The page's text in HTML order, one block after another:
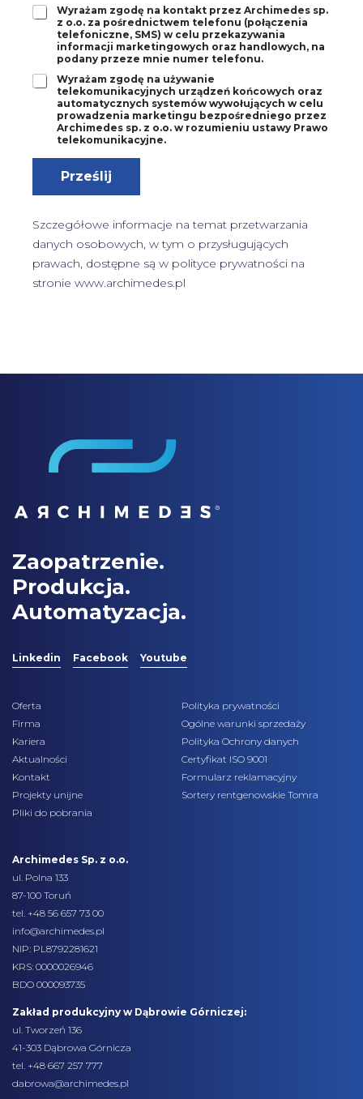
a
Z
a
3
Wyrażam zgodę na kontakt przez Archimedes sp.
z o.o. za pośrednictwem telefonu (połączenia
telefoniczne, SMS) w celu przekazywania
informacji marketingowych oraz handlowych, na
podany przeze mnie numer telefonu.
Z
4
Wyrażam zgodę na używanie
telekomunikacyjnych urządzeń końcowych oraz
automatycznych systemów wywołujących w celu
prowadzenia marketingu bezpośredniego przez
Archimedes sp. z o.o. w rozumieniu ustawy Prawo
telekomunikacyjne.
Prześlij
Szczegółowe informacje na temat przetwarzania
danych osobowych, w tym o przysługujących
prawach, dostępne są w polityce prywatności na
stronie www.archimedes.pl
Zaopatrzenie.
Produkcja.
Automatyzacja.
Linkedin Facebook Youtube
Oferta
Firma
Kariera
Aktualności
Kontakt
Projekty unijne
Pliki do pobrania
Polityka prywatności
Ogólne warunki sprzedaży
Polityka Ochrony danych
Certyfikat ISO 9001
Formularz reklamacyjny
Sortery rentgenowskie Tomra
Archimedes Sp. z o.o.
ul. Polna 133
87-100 Toruń
tel. +48 56 657 73 00
info@archimedes.pl
NIP: PL8792281621
KRS: 0000026946
BDO 000093735
Zakład produkcyjny w Dąbrowie Górniczej:
ul. Tworzeń 136
41-303 Dąbrowa Górnicza
tel. +48 667 257 777
dabrowa@archimedes.pl